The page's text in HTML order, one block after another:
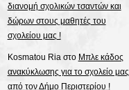
διανομή σχολικών τσαντών και
δώρων στους μαθητές του
σχολείου μας !
Kosmatou Ria στο Μπλε κάδος
ανακύκλωσης για το σχολείο μας
από τον Δήμο Περιστερίου !